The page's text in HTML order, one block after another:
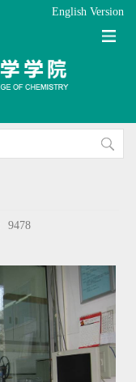
English Version
9478